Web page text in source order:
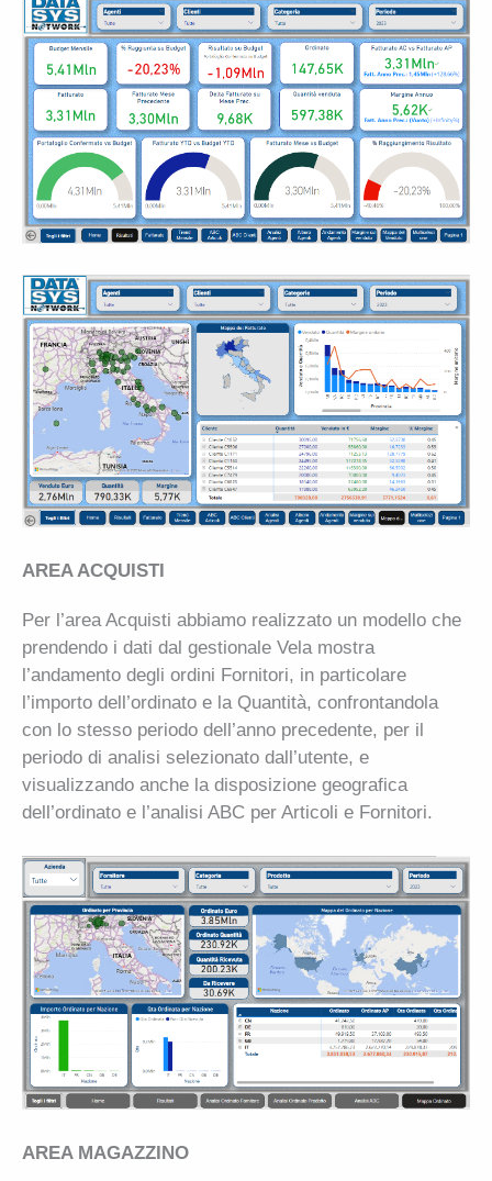
AREA ACQUISTI
Per l’area Acquisti abbiamo realizzato un modello che
prendendo i dati dal gestionale Vela mostra
l’andamento degli ordini Fornitori, in particolare
l’importo dell’ordinato e la Quantità, confrontandola
con lo stesso periodo dell’anno precedente, per il
periodo di analisi selezionato dall’utente, e
visualizzando anche la disposizione geografica
dell’ordinato e l’analisi ABC per Articoli e Fornitori.
AREA MAGAZZINO